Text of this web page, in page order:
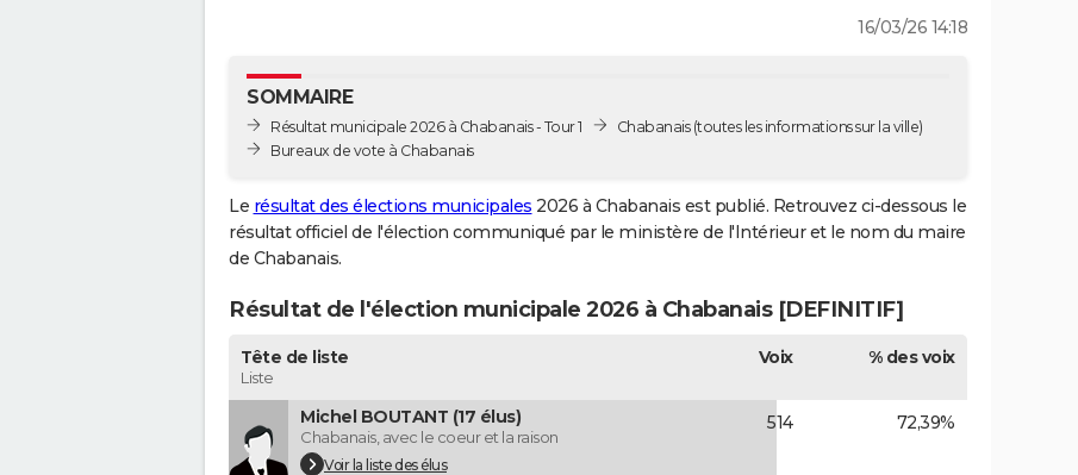
16/03/26 14:18
SOMMAIRE
Résultat municipale 2026 à Chabanais - Tour 1
Bureaux de vote à Chabanais
Chabanais(toutes les informations sur la ville)
Le résultat des élections municipales 2026 à Chabanais est publié. Retrouvez ci-dessous le
résultat officiel de l'élection communiqué par le ministère de l'Intérieur et le nom du maire
de Chabanais.
Résultat de l'élection municipale 2026 à Chabanais [DEFINITIF]
Tête de liste
Liste
Voix % des voix
Michel BOUTANT (17 élus)
Chabanais, avec le coeur et la raison
Voir la liste des élus
514 72,39%